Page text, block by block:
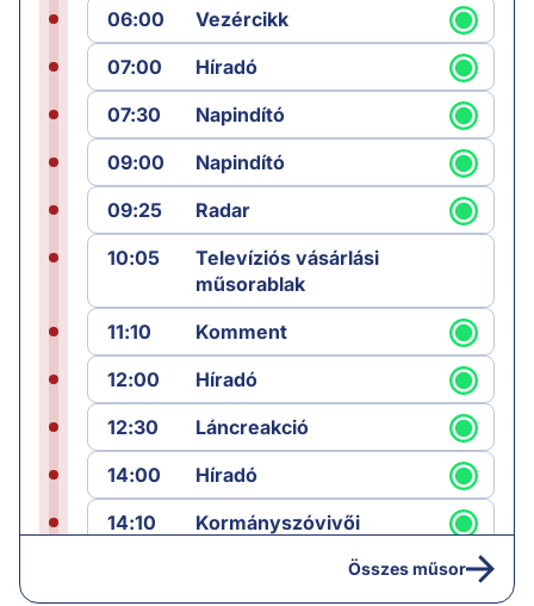
06:00
Vezércikk
07:00
Híradó
07:30
Napindító
09:00
Napindító
09:25
Radar
10:05
Televíziós vásárlási
műsorablak
11:10
Komment
12:00
Híradó
12:30
Láncreakció
14:00
Híradó
14:10
Kormányszóvivői
Összes műsor